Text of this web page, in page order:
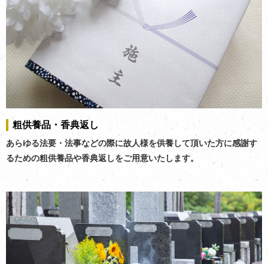
粗供養品・香典返し
あらゆる法要・法事などの際に故人様を供養して頂いた方に感謝す
るための粗供養品や香典返しをご用意いたします。